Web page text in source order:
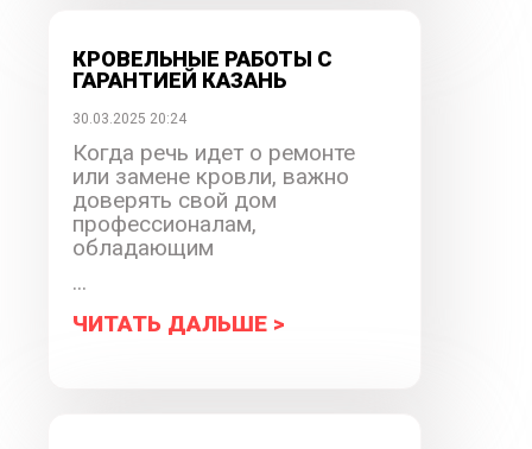
КРОВЕЛЬНЫЕ РАБОТЫ С
ГАРАНТИЕЙ КАЗАНЬ
30.03.2025 20:24
Когда речь идет о ремонте
или замене кровли, важно
доверять свой дом
профессионалам,
обладающим
...
ЧИТАТЬ ДАЛЬШЕ >